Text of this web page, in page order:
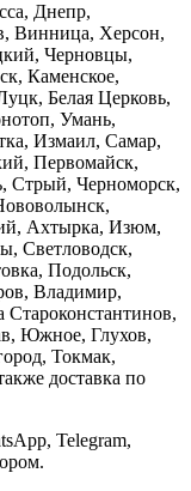
Днепр,
Винница, Херсон,
Черновцы,
Каменское,
Белая Церковь,
Умань,
Измаил, Самар,
Первомайск,
Стрый, Черноморск,
Ахтырка, Изюм,
Светловодск,
Подольск,
Владимир,
Южное, Глухов,
Токмак,
доставка по
Telegram,